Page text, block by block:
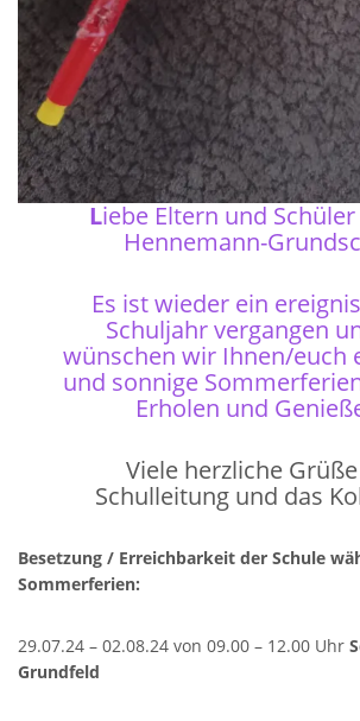
Liebe Eltern und
Hennemann-
Es ist wieder ein
Schuljahr vergangen
wünschen wir Ihnen/euch
und sonnige
Erholen und
Viele herzliche
Schulleitung und das
Besetzung / Erreichbarkeit der Schule
Sommerferien:
29.07.24 – 02.08.24 von 09.00 – 12.00 Uhr
Grundfeld
SCHULHAUS UNNERSDORF
Weinbergstr. 18,
96231 Bad Staffelstein - Unnersdorf
Tel 09573 - 340 104
Fax 09573 - 340 103
SCHULHAUS FRAUENDORF
Frauendorf 31,
96231 Bad Staffelstein-Frauendorf